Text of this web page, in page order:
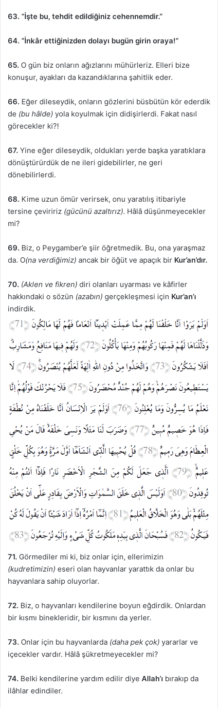
63. “İşte bu, tehdit edildiğiniz cehennemdir.”
64. “İnkâr ettiğinizden dolayı bugün girin oraya!”
65. O gün biz onların ağızlarını mühürleriz. Elleri bize
konuşur, ayakları da kazandıklarına şahitlik eder.
66. Eğer dileseydik, onların gözlerini büsbütün kör ederdik
de (bu hâlde) yola koyulmak için didişirlerdi. Fakat nasıl
görecekler ki?!
67. Yine eğer dileseydik, oldukları yerde başka yaratıklara
dönüştürürdük de ne ileri gidebilirler, ne geri
dönebilirlerdi.
68. Kime uzun ömür verirsek, onu yaratılış itibariyle
tersine çeviririz (gücünü azaltırız). Hâlâ düşünmeyecekler
mi?
69. Biz, o Peygamber’e şiir öğretmedik. Bu, ona yaraşmaz
da. O(na verdiğimiz) ancak bir öğüt ve apaçık bir Kur’an’dır.
70. (Aklen ve fikren) diri olanları uyarması ve kâfirler
hakkındaki o sözün (azabın) gerçekleşmesi için Kur’an’ı
indirdik.
71. Görmediler mi ki, biz onlar için, ellerimizin
(kudretimizin) eseri olan hayvanlar yarattık da onlar bu
hayvanlara sahip oluyorlar.
72. Biz, o hayvanları kendilerine boyun eğdirdik. Onlardan
bir kısmı binekleridir, bir kısmını da yerler.
73. Onlar için bu hayvanlarda (daha pek çok) yararlar ve
içecekler vardır. Hâlâ şükretmeyecekler mi?
74. Belki kendilerine yardım edilir diye Allah’ı bırakıp da
ilâhlar edindiler.